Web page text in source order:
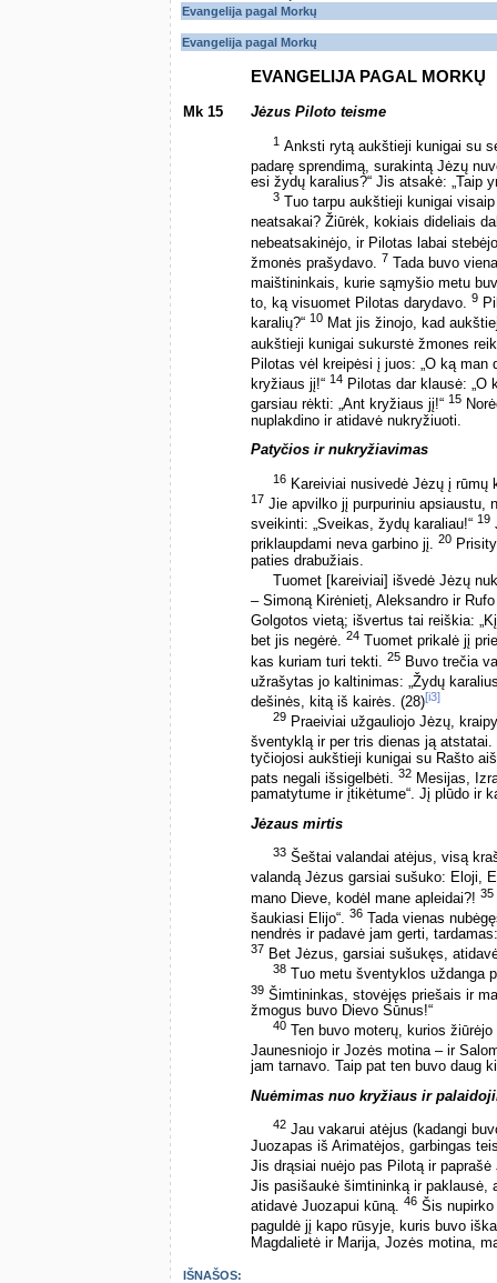
Evangelija pagal Morkų
Evangelija pagal Morkų
EVANGELIJA PAGAL MORKŲ
Mk 15 Jėzus Piloto teisme
1 Anksti rytą aukštieji kunigai su
padarę sprendimą, surakintą Jėzų
esi žydų karalius?“ Jis atsakė: „Taip
3 Tuo tarpu aukštieji kunigai
neatsakai? Žiūrėk, kokiais dideliais
nebeatsakinėjo, ir Pilotas labai
žmonės prašydavo. 7 Tada buvo
maištininkais, kurie sąmyšio metu
to, ką visuomet Pilotas darydavo. 9
karalių?“ 10 Mat jis žinojo, kad
aukštieji kunigai sukurstė žmones
Pilotas vėl kreipėsi į juos: „O ką man
kryžiaus jį!“ 14 Pilotas dar klausė: „O
garsiau rėkti: „Ant kryžiaus jį!“ 15
nuplakdino ir atidavė nukryžiuoti.
Patyčios ir nukryžiavimas
16 Kareiviai nusivedė Jėzų į
17 Jie apvilko jį purpuriniu apsiaustu,
sveikinti: „Sveikas, žydų karaliau!“ 19
priklaupdami neva garbino jį. 20
paties drabužiais.
Tuomet [kareiviai] išvedė Jėzų
– Simoną Kirėnietį, Aleksandro ir
Golgotos vietą; išvertus tai reiškia:
bet jis negėrė. 24 Tuomet prikalė jį
kas kuriam turi tekti. 25 Buvo trečia
užrašytas jo kaltinimas: „Žydų
dešinės, kitą iš kairės. (28)[i3]
29 Praeiviai užgauliojo Jėzų,
šventyklą ir per tris dienas ją atstatai.
tyčiojosi aukštieji kunigai su Rašto
pats negali išsigelbėti. 32 Mesijas,
pamatytume ir įtikėtume“. Jį plūdo ir
Jėzaus mirtis
33 Šeštai valandai atėjus, visą
valandą Jėzus garsiai sušuko: Eloji,
mano Dieve, kodėl mane apleidai?! 35
šaukiasi Elijo“. 36 Tada vienas
nendrės ir padavė jam gerti,
37 Bet Jėzus, garsiai sušukęs,
38 Tuo metu šventyklos uždanga
39 Šimtininkas, stovėjęs priešais ir
žmogus buvo Dievo Sūnus!“
40 Ten buvo moterų, kurios
Jaunesniojo ir Jozės motina – ir
jam tarnavo. Taip pat ten buvo daug
Nuėmimas nuo kryžiaus ir
42 Jau vakarui atėjus (kadangi
Juozapas iš Arimatėjos, garbingas
Jis drąsiai nuėjo pas Pilotą ir
Jis pasišaukė šimtininką ir paklausė,
atidavė Juozapui kūną. 46 Šis
paguldė jį kapo rūsyje, kuris buvo
Magdalietė ir Marija, Jozės motina,
IŠNAŠOS: